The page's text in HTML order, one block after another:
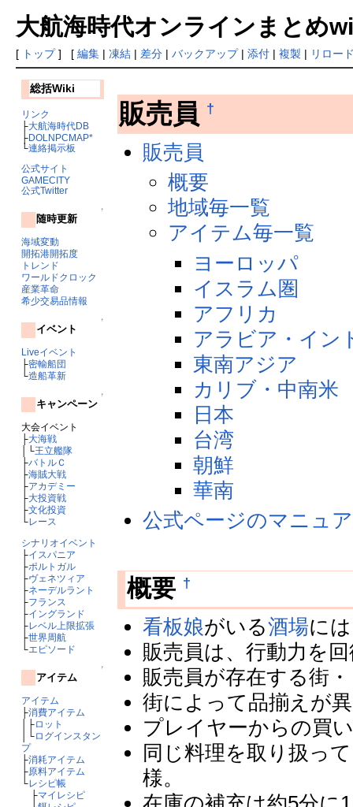
大航海時代オンラインまとめ
[ トップ] [ 編集| 凍結| 差分| バックアップ| 添付| 複製 | リロー
総括Wiki
リンク
├大航海時代DB
├DOLNPCMAP*
└連絡掲示板
公式サイト
GAMECITY
公式Twitter
↑
随時更新
海域変動
開拓港開拓度
トレンド
ワールドクロック
産業革命
希少交易品情報
↑
イベント
Liveイベント
├密輸船団
└造船革新
↑
キャンペーン
大会イベント
├大海戦
│└王立艦隊
├バトルＣ
├海賊大戦
├アカデミー
├大投資戦
├文化投資
└レース
シナリオイベント
├イスパニア
├ポルトガル
├ヴェネツィア
├ネーデルラント
├フランス
├イングランド
├レベル上限拡張
├世界周航
└エピソード
↑
アイテム
アイテム
├消費アイテム
│├ロット
│└ログインスタン
プ
├消耗アイテム
├原料アイテム
└レシピ帳
├マイレシピ
販売員 †
販売員
概要
地域毎一覧
アイテム毎一覧
ヨーロッパ
イスラム圏
アフリカ
アラビア・イン
東南アジア
カリブ・中南米
日本
台湾
朝鮮
華南
公式ページのマニュ
概要 †
看板娘がいる酒場に
販売員は、行動力を
販売員が存在する街
街によって品揃えが
プレイヤーからの買
同じ料理を取り扱っ
様。